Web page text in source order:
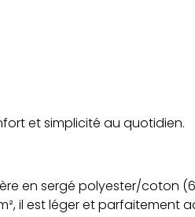
et simplicité au quotidien.
en sergé polyester/coton
il est léger et parfaitement